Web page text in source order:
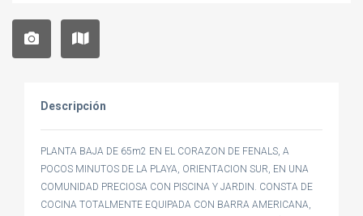
Descripción
PLANTA BAJA DE 65m2 EN EL CORAZON DE FENALS, A
POCOS MINUTOS DE LA PLAYA, ORIENTACION SUR, EN UNA
COMUNIDAD PRECIOSA CON PISCINA Y JARDIN. CONSTA DE
COCINA TOTALMENTE EQUIPADA CON BARRA AMERICANA,